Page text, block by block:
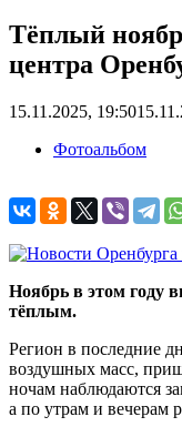
Тёплый
центра
15.11.2025, 19:50
Фотоальбом
Ноябрь в этом году
тёплым.
Регион в последние
воздушных масс,
ночам наблюдаются
а по утрам и вечерам